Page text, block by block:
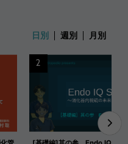
日別 週別 月別
2